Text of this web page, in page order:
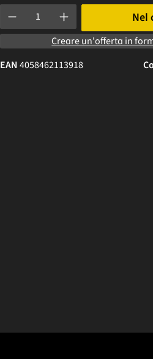
Quantità del prodotto: inserisci la
Nel
Creare un'offerta in
EAN4058462113918